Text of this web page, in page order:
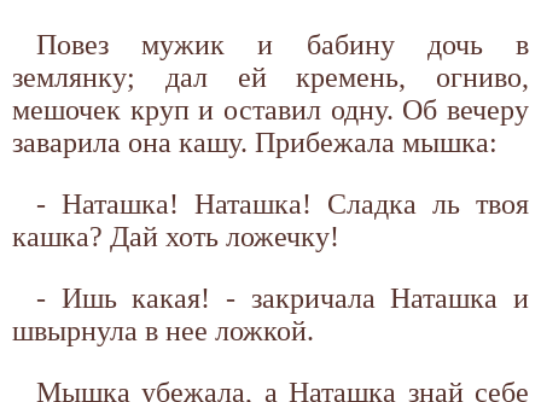
Повез мужик и бабину дочь в
землянку; дал ей кремень, огниво,
мешочек круп и оставил одну. Об вечеру
заварила она кашу. Прибежала мышка:
- Наташка! Наташка! Сладка ль твоя
кашка? Дай хоть ложечку!
- Ишь какая! - закричала Наташка и
швырнула в нее ложкой.
Мышка убежала, а Наташка знай себе